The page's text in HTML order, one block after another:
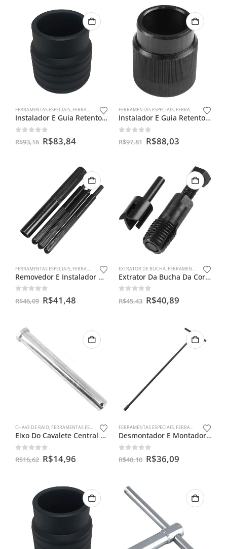
FERRAMENTAS ESPECIAIS, FERRAMENTAS PARA BENGALAS ,SEM CATEGORIA
Instalador E Guia Retentor De Bengala Ybr 125
out of 5
R$93,16 R$83,84
FERRAMENTAS ESPECIAIS, FERRAMENTAS PARA BENGALAS
Instalador E Guia Retentor De Bengala Cbx 250 Twister Fb
out of 5
R$97,81 R$88,03
FERRAMENTAS ESPECIAIS, FERRAMENTAS PARA VÁLVULAS
Removedor E Instalador De Guia Valvulas P/ Moto Universal
out of 5
R$46,09 R$41,48
EXTRATOR DE BUCHA, FERRAMENTAS ESPECIAIS
Extrator Da Bucha Da Coroa
out of 5
R$45,43 R$40,89
CHAVE DE RAIO, FERRAMENTAS ESPECIAIS
Eixo Do Cavalete Central Cg Titan Até 99 / Today 125
out of 5
R$16,62 R$14,96
FERRAMENTAS ESPECIAIS, FERRAMENTAS PARA BENGALAS
Desmontador E Montador De Bengalas Ybr 125
out of 5
R$40,10 R$36,09